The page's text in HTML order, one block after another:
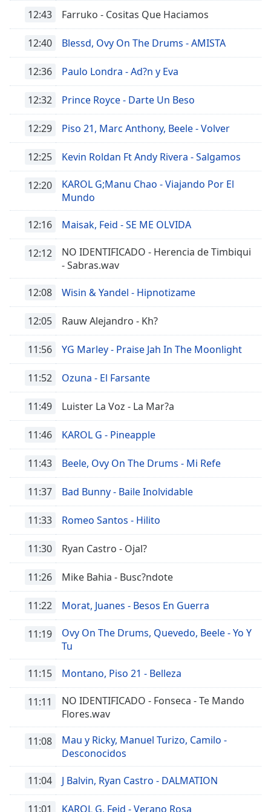
window.
Escape
will
cancel
and
window.
Background
Opacity
Opacity
Edge
Family
End
dialog
window.
12:43 Farruko - Cositas Que Haciamos
12:40 Blessd, Ovy On The Drums - AMISTA
12:36 Paulo Londra - Ad?n y Eva
12:32 Prince Royce - Darte Un Beso
12:29 Piso 21, Marc Anthony, Beele - Volver
12:25 Kevin Roldan Ft Andy Rivera - Salgamos
12:20
KAROL G;Manu Chao - Viajando Por El
Mundo
12:16 Maisak, Feid - SE ME OLVIDA
12:12
NO IDENTIFICADO - Herencia de Timbiqui
- Sabras.wav
12:08 Wisin & Yandel - Hipnotizame
12:05 Rauw Alejandro - Kh?
11:56 YG Marley - Praise Jah In The Moonlight
11:52 Ozuna - El Farsante
11:49 Luister La Voz - La Mar?a
11:46 KAROL G - Pineapple
11:43 Beele, Ovy On The Drums - Mi Refe
11:37 Bad Bunny - Baile Inolvidable
11:33 Romeo Santos - Hilito
11:30 Ryan Castro - Ojal?
11:26 Mike Bahia - Busc?ndote
11:22 Morat, Juanes - Besos En Guerra
11:19
Ovy On The Drums, Quevedo, Beele - Yo Y
Tu
11:15 Montano, Piso 21 - Belleza
11:11
NO IDENTIFICADO - Fonseca - Te Mando
Flores.wav
11:08
Mau y Ricky, Manuel Turizo, Camilo -
Desconocidos
11:04 J Balvin, Ryan Castro - DALMATION
11:01 KAROL G, Feid - Verano Rosa